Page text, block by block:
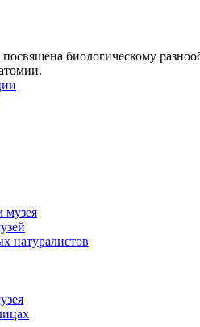
биологическому
музея
натуралистов